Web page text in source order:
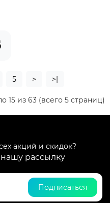
5 > >|
15 из 63 (всего 5 страниц)
акций и скидок?
рассылку
Подписаться